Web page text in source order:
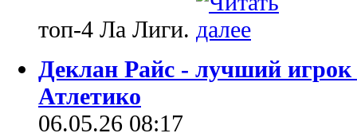
топ-4 Ла Лиги.
Деклан Райс - лучший
Атлетико
06.05.26 08:17